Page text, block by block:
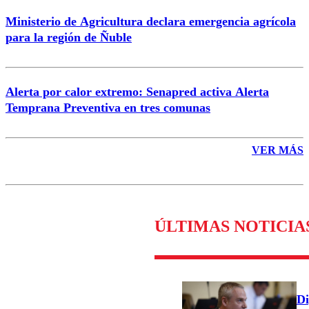
Ministerio de Agricultura declara emergencia agrícola
para la región de Ñuble
Alerta por calor extremo: Senapred activa Alerta
Temprana Preventiva en tres comunas
VER MÁS
ÚLTIMAS